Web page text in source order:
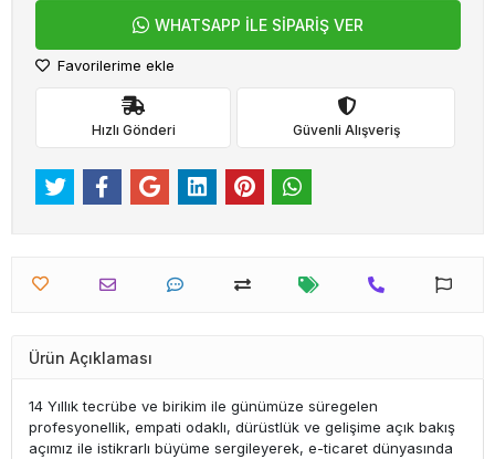
WHATSAPP İLE SİPARİŞ VER
Favorilerime ekle
Hızlı Gönderi Güvenli Alışveriş
Ürün Açıklaması
14 Yıllık tecrübe ve birikim ile günümüze süregelen
profesyonellik, empati odaklı, dürüstlük ve gelişime açık bakış
açımız ile istikrarlı büyüme sergileyerek, e-ticaret dünyasında